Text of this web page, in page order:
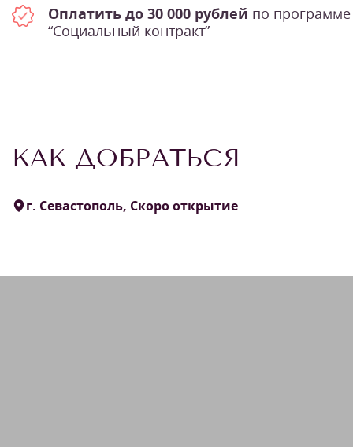
Оплатить до 30 000 рублей по программе
“Социальный контракт”
КАК ДОБРАТЬСЯ
г. Севастополь, Скоро открытие
-